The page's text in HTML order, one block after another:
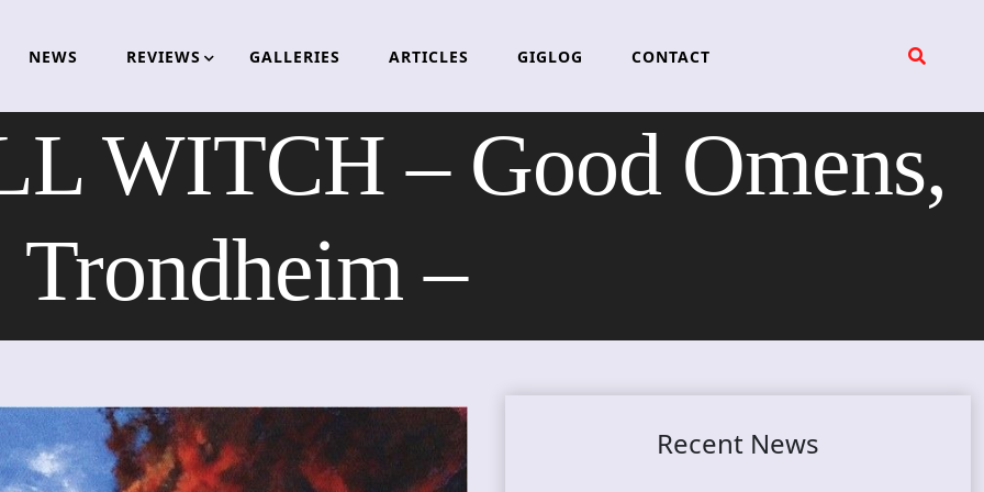
NEWS REVIEWS GALLERIES ARTICLES GIGLOG CONTACT
WITCH – Good Omens,
Trondheim –
Recent News